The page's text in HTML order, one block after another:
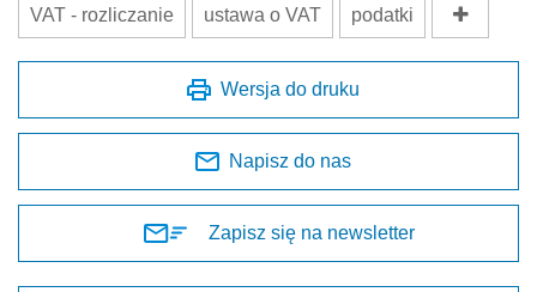
VAT - rozliczanie ustawa o VAT podatki
Wersja do druku
Napisz do nas
Zapisz się na newsletter